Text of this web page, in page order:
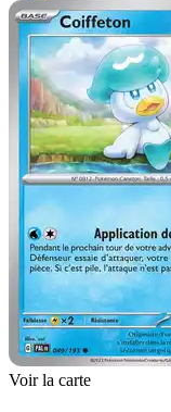
Voir la carte